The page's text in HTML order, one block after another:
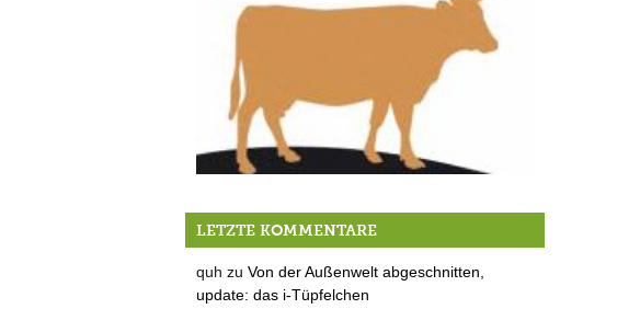
LETZTE KOMMENTARE
quh zuVon der Außenwelt abgeschnitten,
update: das i-Tüpfelchen